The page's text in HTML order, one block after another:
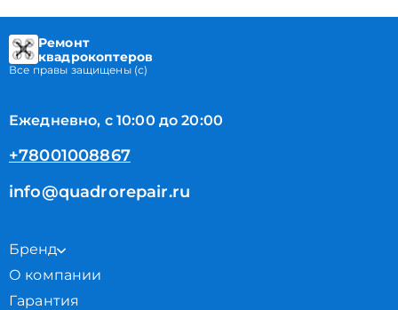
Ремонт
квадрокоптеров
Все правы защищены (с)
Ежедневно, с 10:00 до 20:00
+78001008867
info@quadrorepair.ru
Бренд
О компании
Гарантия